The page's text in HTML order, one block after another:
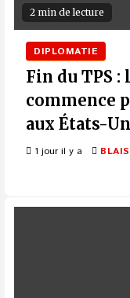
2 min de lecture
DIPLOMATIE
Fin du TPS :
commence
aux États-
1 jour il y a